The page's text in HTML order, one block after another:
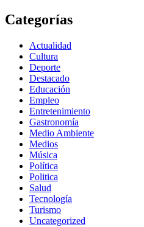
Categorías
Actualidad
Cultura
Deporte
Destacado
Educación
Empleo
Entretenimiento
Gastronomía
Medio Ambiente
Medios
Música
Política
Politica
Salud
Tecnología
Turismo
Uncategorized